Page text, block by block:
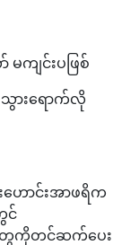
မကျင်းပဖြစ်
သွားရောက်လို
ောင်းအာဖရိက
င်
ေကိုတင်ဆက်ပေး